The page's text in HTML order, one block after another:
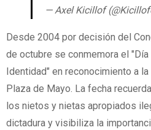
— Axel Kicillof
Desde 2004 por decisión del
de octubre se conmemora el
Identidad" en reconocimiento a
Plaza de Mayo. La fecha
los nietos y nietas apropiados
dictadura y visibiliza la